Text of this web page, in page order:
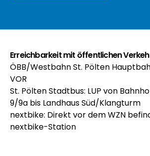
Erreichbarkeit mit öffentlichen
ÖBB/Westbahn St. Pölten
VOR
St. Pölten Stadtbus: LUP von
9/9a bis Landhaus Süd/Klangturm
nextbike: Direkt vor dem WZN
nextbike-Station